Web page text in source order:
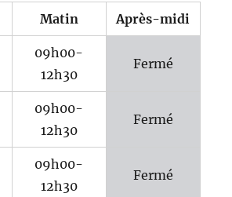
Matin
Après-midi
09h00-
12h30
Fermé
09h00-
12h30
Fermé
09h00-
12h30
Fermé